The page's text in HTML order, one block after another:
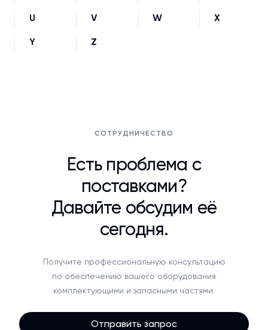
U V W X
Y Z
СОТРУДНИЧЕСТВО
Есть проблема с
поставками?
Давайте обсудим её
сегодня.
Получите профессиональную консультацию
по обеспечению вашего оборудования
комплектующими и запасными частями.
Отправить запрос